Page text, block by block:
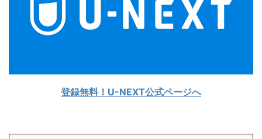
登録無料！U-NEXT公式ページへ